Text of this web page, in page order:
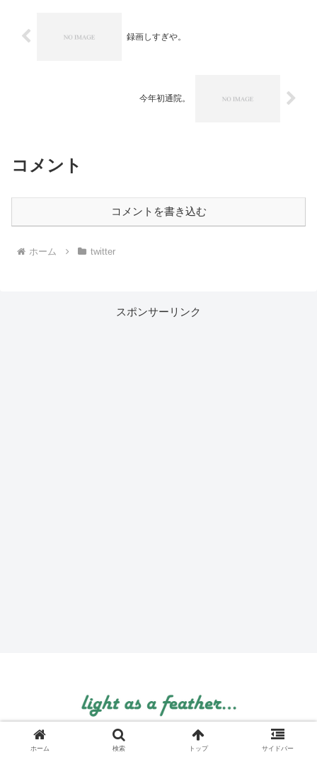
録画しすぎや。
今年初通院。
コメント
コメントを書き込む
ホーム twitter
スポンサーリンク
© 1999 light as a feather....
ホーム 検索 トップ サイドバー